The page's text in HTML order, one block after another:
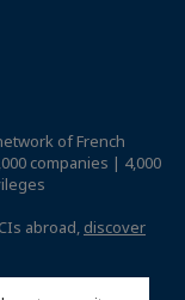
of French
companies | 4,000
abroad, discover